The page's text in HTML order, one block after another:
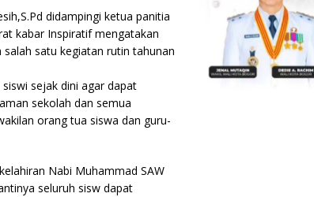
didampingi ketua panitia
kabar Inspiratif mengatakan
satu kegiatan rutin tahunan
sejak dini agar dapat
sekolah dan semua
orang tua siswa dan guru-
Nabi Muhammad SAW
seluruh sisw dapat